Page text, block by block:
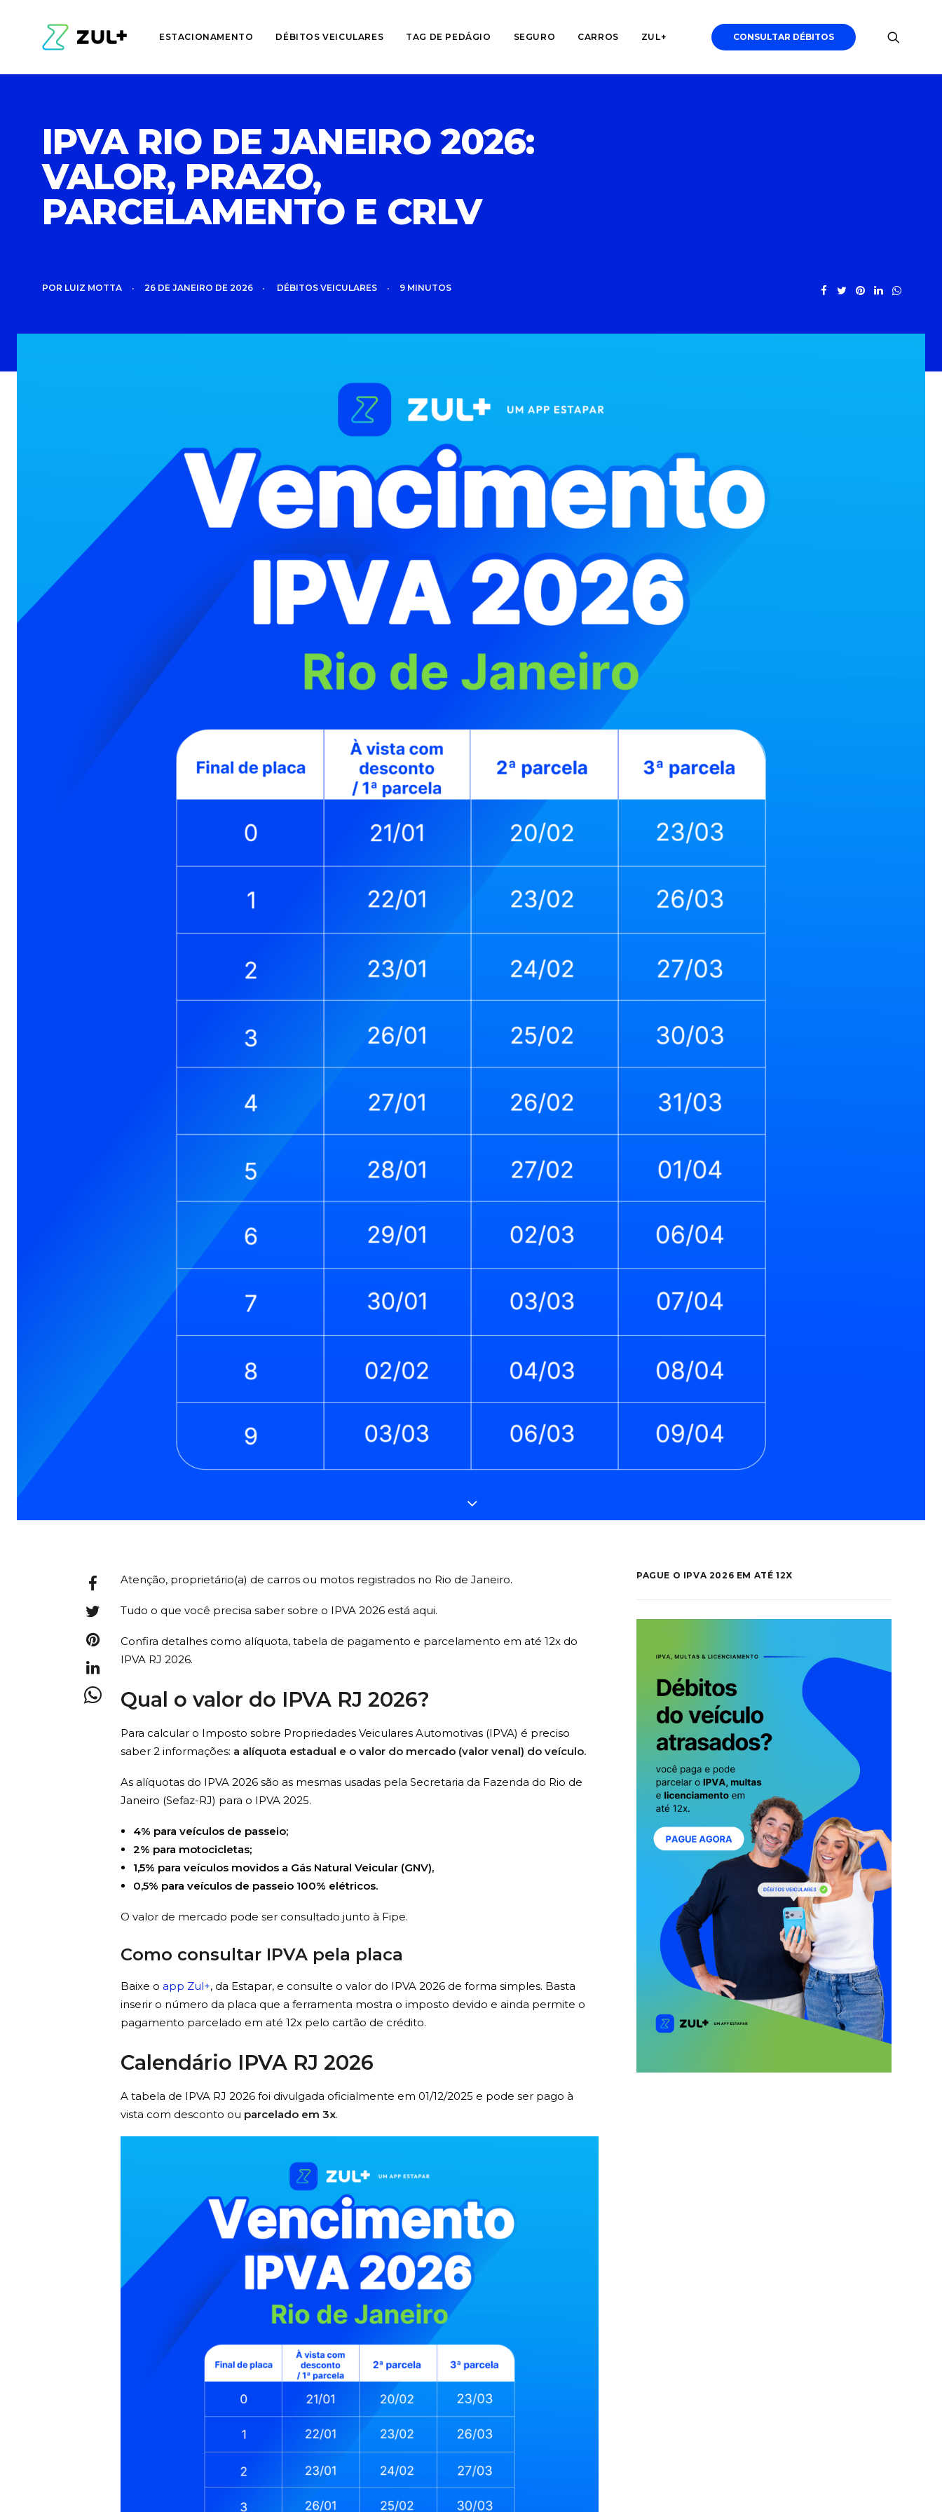
ESTACIONAMENTO DÉBITOS VEICULARES TAG DE PEDÁGIO SEGURO CARROS ZUL+ CONSULTAR DÉBITOS
IPVA RIO DE JANEIRO 2026:
VALOR, PRAZO,
PARCELAMENTO E CRLV
POR LUIZ MOTTA • 26 DE JANEIRO DE 2026 • DÉBITOS VEICULARES • 9 MINUTOS
Atenção, proprietário(a) de carros ou motos registrados no Rio de Janeiro.
Tudo o que você precisa saber sobre o IPVA 2026 está aqui.
Confira detalhes como alíquota, tabela de pagamento e parcelamento em até 12x do
IPVA RJ 2026.
Qual o valor do IPVA RJ 2026?
Para calcular o Imposto sobre Propriedades Veiculares Automotivas (IPVA) é preciso
saber 2 informações: a alíquota estadual e o valor do mercado (valor venal) do veículo.
As alíquotas do IPVA 2026 são as mesmas usadas pela Secretaria da Fazenda do Rio de
Janeiro (Sefaz-RJ) para o IPVA 2025.
4% para veículos de passeio;
2% para motocicletas;
1,5% para veículos movidos a Gás Natural Veicular (GNV),
0,5% para veículos de passeio 100% elétricos.
O valor de mercado pode ser consultado junto à Fipe.
Como consultar IPVA pela placa
Baixe o app Zul+, da Estapar, e consulte o valor do IPVA 2026 de forma simples. Basta
inserir o número da placa que a ferramenta mostra o imposto devido e ainda permite o
pagamento parcelado em até 12x pelo cartão de crédito.
Calendário IPVA RJ 2026
A tabela de IPVA RJ 2026 foi divulgada oficialmente em 01/12/2025 e pode ser pago à
vista com desconto ou parcelado em 3x.
PAGUE O IPVA 2026 EM ATÉ 12X